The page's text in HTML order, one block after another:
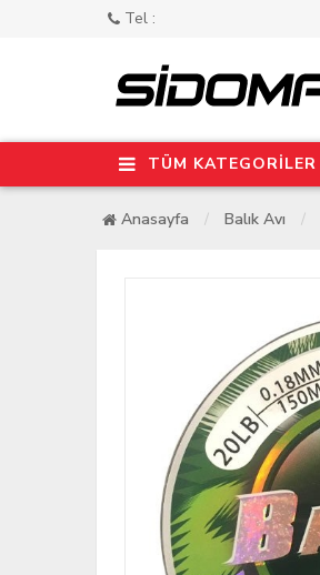
Tel :
TÜM KATEGORİLER
Anasayfa Balık Avı